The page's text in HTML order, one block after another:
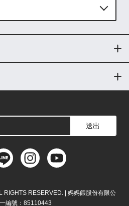
送出
RIGHTS RESERVED. | 媽媽餵股份有限公
編號：85110443